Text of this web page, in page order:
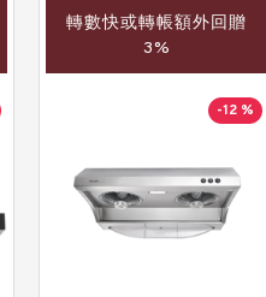
轉數快或轉帳額外回贈
3%
-12 %